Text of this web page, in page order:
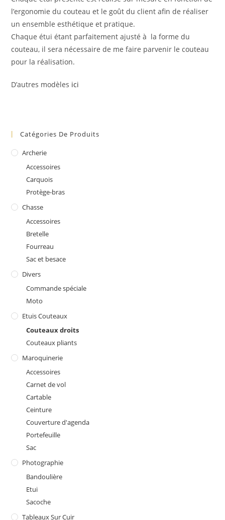
l’ergonomie du couteau et le goût du client afin de réaliser
un ensemble esthétique et pratique.
Chaque étui étant parfaitement ajusté à la forme du
couteau, il sera nécessaire de me faire parvenir le couteau
pour la réalisation.
D’autres modèles ici
Catégories De Produits
Archerie
Accessoires
Carquois
Protège-bras
Chasse
Accessoires
Bretelle
Fourreau
Sac et besace
Divers
Commande spéciale
Moto
Etuis Couteaux
Couteaux droits
Couteaux pliants
Maroquinerie
Accessoires
Carnet de vol
Cartable
Ceinture
Couverture d'agenda
Portefeuille
Sac
Photographie
Bandoulière
Etui
Sacoche
Tableaux Sur Cuir